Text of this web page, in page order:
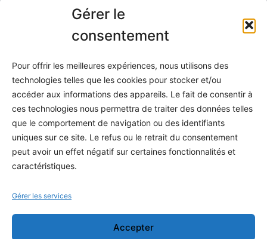
Gérer le
consentement
Pour offrir les meilleures expériences, nous utilisons des
technologies telles que les cookies pour stocker et/ou
accéder aux informations des appareils. Le fait de consentir à
ces technologies nous permettra de traiter des données telles
que le comportement de navigation ou des identifiants
uniques sur ce site. Le refus ou le retrait du consentement
peut avoir un effet négatif sur certaines fonctionnalités et
caractéristiques.
Gérer les services
Accepter
Toutes les maths
S'abonner
À propos
Contact / Support
Mes publications
INFORMATIONS LÉGALES
Conditions générales de vente